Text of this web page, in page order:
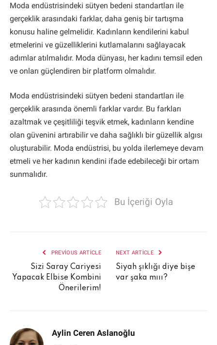
Moda endüstrisindeki sütyen bedeni standartları ile
gerçeklik arasındaki farklar, daha geniş bir tartışma
konusu haline gelmelidir. Kadınların kendilerini kabul
etmelerini ve güzelliklerini kutlamalarını sağlayacak
adımlar atılmalıdır. Moda dünyası, her kadını temsil eden
ve onları güçlendiren bir platform olmalıdır.
Moda endüstrisindeki sütyen bedeni standartları ile
gerçeklik arasında önemli farklar vardır. Bu farkları
azaltmak ve çeşitliliği teşvik etmek, kadınların kendine
olan güvenini artırabilir ve daha sağlıklı bir güzellik algısı
oluşturabilir. Moda endüstrisi, bu yolda ilerlemeye devam
etmeli ve her kadının kendini ifade edebileceği bir ortam
sunmalıdır.
Bu İçeriği Oyla
PREVIOUS ARTICLE
Sizi Saray Cariyesi
Yapacak Elbise Kombini
Önerilerim!
NEXT ARTICLE
Siyah şıklığı diye bişe
var şaka mııı?
Aylin Ceren Aslanoğlu